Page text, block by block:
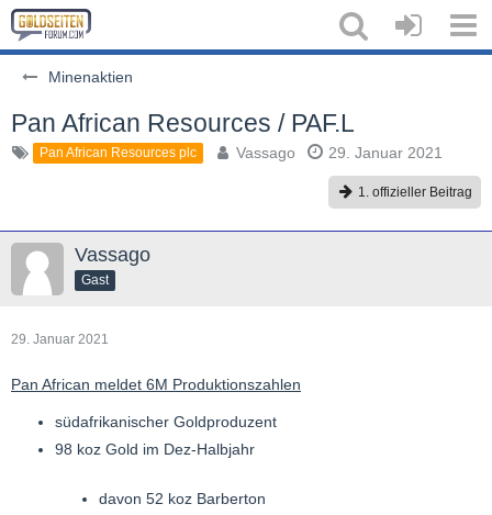
Minenaktien
Pan African Resources / PAF.L
Pan African Resources plc Vassago 29. Januar 2021
1. offizieller Beitrag
Vassago
Gast
29. Januar 2021
Pan African meldet 6M Produktionszahlen
südafrikanischer Goldproduzent
98 koz Gold im Dez-Halbjahr
davon 52 koz Barberton